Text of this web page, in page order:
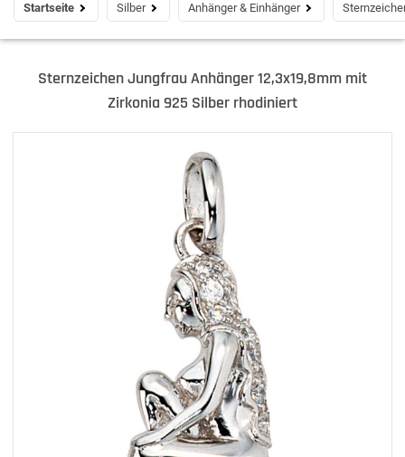
Startseite Silber Anhänger & Einhänger
Sternzeichen Jungfrau Anhänger 12,3x19,8mm mit
Zirkonia 925 Silber rhodiniert